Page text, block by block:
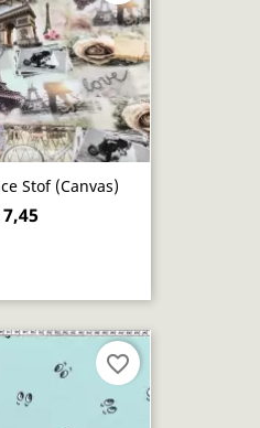
Stof (canvas)
favorite_border